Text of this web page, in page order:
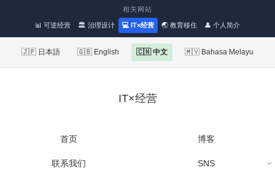
相关网站
📊 可逆经营 🏛 治理设计 💻 IT×经营 🌏 教育移住 👤 个人简介
🇯🇵 日本語 🇬🇧 English 🇨🇳 中文 🇲🇾 Bahasa Melayu
IT×经营
首页 博客
联系我们 SNS